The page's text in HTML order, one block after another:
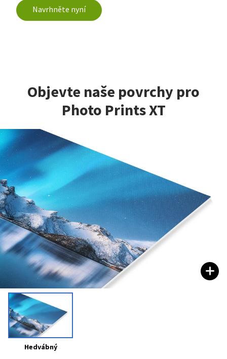
Navrhněte nyní
Objevte naše povrchy pro
Photo Prints XT
Hedvábný